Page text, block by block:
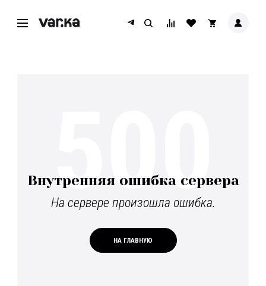
Внутренняя ошибка сервера
На сервере произошла ошибка.
НА ГЛАВНУЮ
500